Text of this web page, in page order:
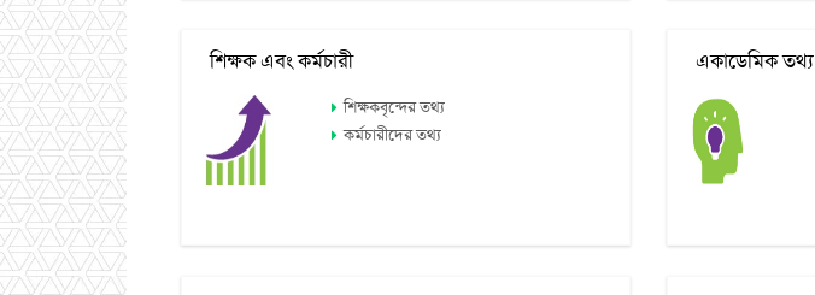
শিক্ষক এবং কর্মচারী
শিক্ষকবৃন্দের তথ্য
কর্মচারীদের তথ্য
একাডেমিক তথ্য